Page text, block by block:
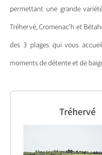
permettant une grande
Tréhervé, Cromenac'h et
des 3 plages qui vous
moments de détente et de
Tréhervé